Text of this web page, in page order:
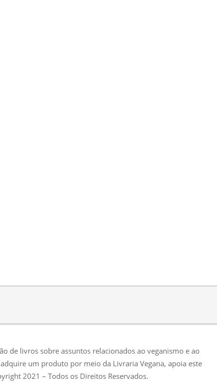
de livros sobre assuntos relacionados ao veganismo e ao
um produto por meio da Livraria Vegana, apoia este
2021 – Todos os Direitos Reservados.